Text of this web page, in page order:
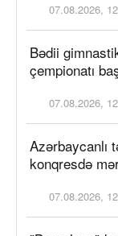
07.08.2026,
Bədii
çempionatı
07.08.2026,
Azərbaycanlı
konqresdə
07.08.2026,